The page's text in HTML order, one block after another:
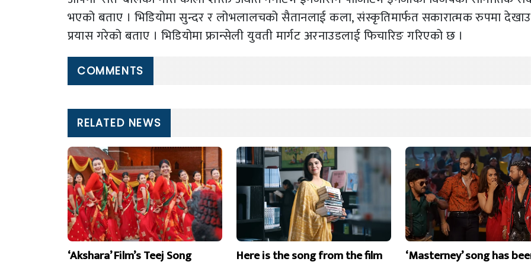
भएको बताए । भिडियोमा सुन्दर र लोभलालचको सैतानलाई कला, संस्कृतिमार्फत सकारात्मक रुपमा
प्रयास गरेको बताए । भिडियोमा फ्रान्सेली युवती मार्गट अरनाउडलाई फिचारिङ गरिएको छ ।
COMMENTS
RELATED NEWS
‘Akshara’ Film’s Teej Song
Here is the song from the film
‘Masterney’ song has